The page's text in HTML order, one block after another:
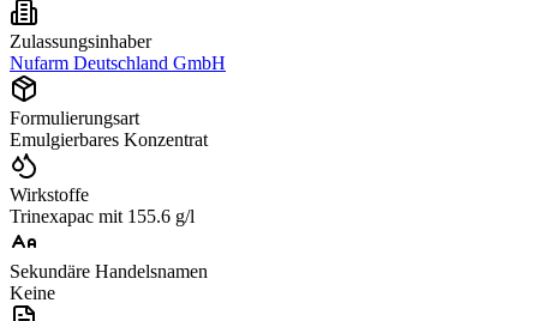
Zulassungsinhaber
Nufarm Deutschland GmbH
Formulierungsart
Emulgierbares Konzentrat
Wirkstoffe
Trinexapac mit 155.6 g/l
Sekundäre Handelsnamen
Keine